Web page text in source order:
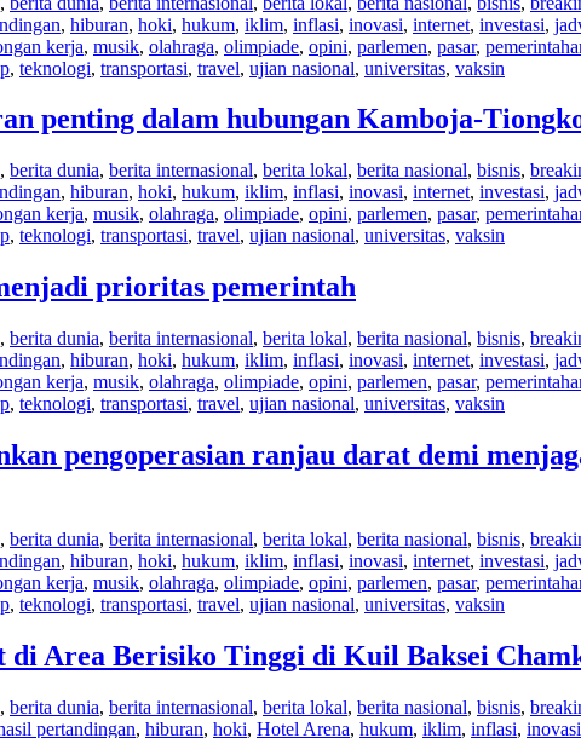
, hiburan, hoki, hukum, iklim, inflasi, inovasi, internet, investasi,
kerja, musik, olahraga, olimpiade, opini, parlemen, pasar,
, teknologi, transportasi, travel, ujian nasional, universitas, vaksin
penting dalam hubungan Kamboja-
, berita dunia, berita internasional, berita lokal, berita nasional, bisnis,
, hiburan, hoki, hukum, iklim, inflasi, inovasi, internet, investasi,
kerja, musik, olahraga, olimpiade, opini, parlemen, pasar,
, teknologi, transportasi, travel, ujian nasional, universitas, vaksin
prioritas pemerintah
, berita dunia, berita internasional, berita lokal, berita nasional, bisnis,
, hiburan, hoki, hukum, iklim, inflasi, inovasi, internet, investasi,
kerja, musik, olahraga, olimpiade, opini, parlemen, pasar,
, teknologi, transportasi, travel, ujian nasional, universitas, vaksin
pengoperasian ranjau darat demi
, berita dunia, berita internasional, berita lokal, berita nasional, bisnis,
, hiburan, hoki, hukum, iklim, inflasi, inovasi, internet, investasi,
kerja, musik, olahraga, olimpiade, opini, parlemen, pasar,
, teknologi, transportasi, travel, ujian nasional, universitas, vaksin
Area Berisiko Tinggi di Kuil Baksei
, berita dunia, berita internasional, berita lokal, berita nasional, bisnis,
pertandingan, hiburan, hoki, Hotel Arena, hukum, iklim, inflasi, inovasi